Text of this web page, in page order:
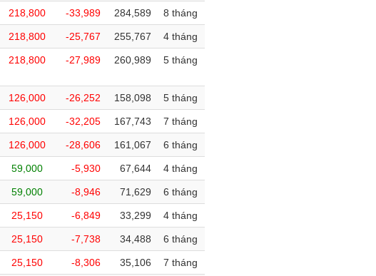
218,800 -33,989 284,589 8 tháng
218,800 -25,767 255,767 4 tháng
218,800 -27,989 260,989 5 tháng
126,000 -26,252 158,098 5 tháng
126,000 -32,205 167,743 7 tháng
126,000 -28,606 161,067 6 tháng
59,000 -5,930 67,644 4 tháng
59,000 -8,946 71,629 6 tháng
25,150 -6,849 33,299 4 tháng
25,150 -7,738 34,488 6 tháng
25,150 -8,306 35,106 7 tháng